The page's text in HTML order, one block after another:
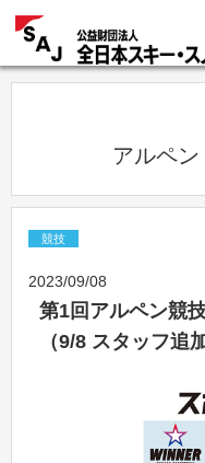
競技
2023/09/08
第1回アルペン競
（9/8 スタッフ追加